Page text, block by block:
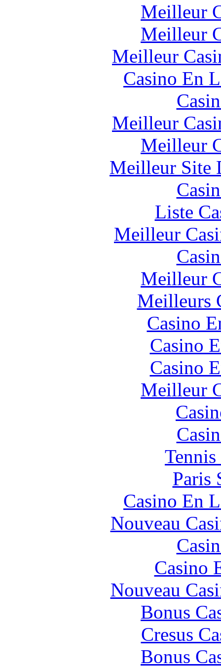
Meilleur
Meilleur
Meilleur
Casino En
Meilleur
Meilleur
Meilleur Site
Liste
Meilleur
Meilleur
Meilleurs
Casino
Casino
Casino
Meilleur
Paris
Casino En
Nouveau
Casino
Nouveau
Bonus
Cresus
Bonus